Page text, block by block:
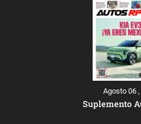
Agosto 06
Suplemento